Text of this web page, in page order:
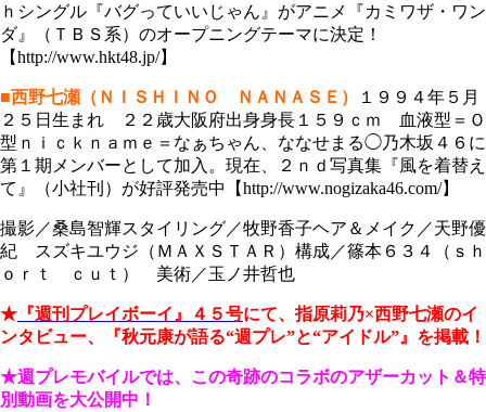
ｈシングル『バグっていいじゃん』がアニメ『カミワザ・ワン
ダ』（ＴＢＳ系）のオープニングテーマに決定！
【http://www.hkt48.jp/】
■西野七瀬（ＮＩＳＨＩＮＯ ＮＡＮＡＳＥ）
１９９４年５月
２５日生まれ ２２歳大阪府出身身長１５９ｃｍ 血液型＝Ｏ
型ｎｉｃｋｎａｍｅ＝なぁちゃん、ななせまる◯乃木坂４６に
第１期メンバーとして加入。現在、２ｎｄ写真集『風を着替え
て』（小社刊）が好評発売中【http://www.nogizaka46.com/】
撮影／桑島智輝スタイリング／牧野香子ヘア＆メイク／天野優
紀 スズキユウジ（ＭＡＸＳＴＡＲ）構成／篠本６３４（ｓｈ
ｏｒｔ ｃｕｔ） 美術／玉ノ井哲也
★ 『週刊プレイボーイ』４５号にて、指原莉乃×西野七瀬のイ
ンタビュー、『秋元康が語る“週プレ”と“アイドル”』を掲載！
★週プレモバイルでは、この奇跡のコラボのアザーカット＆特
別動画を大公開中！